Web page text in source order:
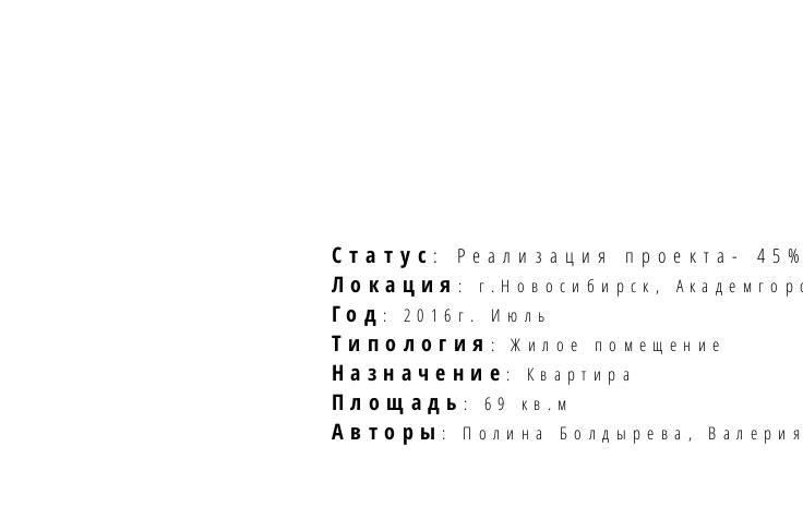
Статус : Реализация проекта- 45%
Локация : г.Новосибирск,
Год : 2016г. Июль
Типология : Жилое помещение
Назначение : Квартира
Площадь : 69 кв.м
Авторы : Полина Болдырева,